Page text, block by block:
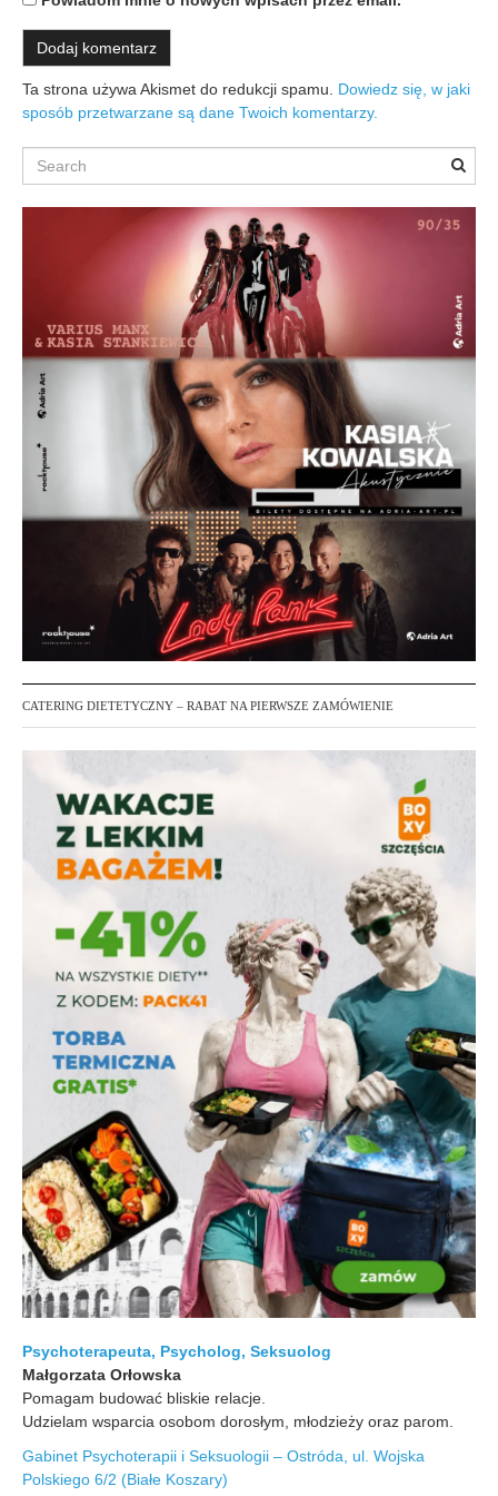
Ta strona używa Akismet do redukcji spamu. Dowiedz się, w jaki
sposób przetwarzane są dane Twoich komentarzy.
Search
CATERING DIETETYCZNY – RABAT NA PIERWSZE ZAMÓWIENIE
Psychoterapeuta, Psycholog, Seksuolog
Małgorzata Orłowska
Pomagam budować bliskie relacje.
Udzielam wsparcia osobom dorosłym, młodzieży oraz parom.
Gabinet Psychoterapii i Seksuologii – Ostróda, ul. Wojska
Polskiego 6/2 (Białe Koszary)